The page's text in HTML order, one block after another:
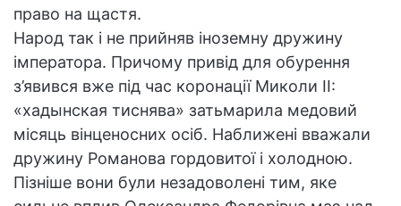
право на щастя.
Народ так і не прийняв іноземну дружину
імператора. Причому привід для обурення
з’явився вже під час коронації Миколи II:
«хадынская тиснява» затьмарила медовий
місяць вінценосних осіб. Наближені вважали
дружину Романова гордовитої і холодною.
Пізніше вони були незадоволені тим, яке